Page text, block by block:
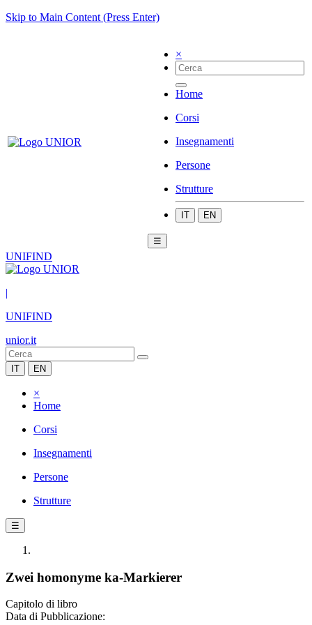
Skip to Main Content (Press Enter)
×
Home
Corsi
Insegnamenti
Persone
Strutture
IT EN
☰
UNIFIND
|
UNIFIND
unior.it
IT EN
×
Home
Corsi
Insegnamenti
Persone
Strutture
☰
Zwei homonyme ka-Markierer
Capitolo di libro
Data di Pubblicazione: